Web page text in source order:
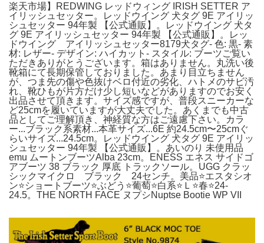
楽天市場】REDWING レッドウィング IRISH SETTER ア
イリッシュセッター。レッドウイング 犬タグ 9E アイリッ
シュセッター 94年製 【公式通販】。レッドウイング 犬タ
グ 9E アイリッシュセッター 94年製 【公式通販】。レッ
ドウイング アイリッシュセッター8179犬タグ- 色: 黒- 素
材: レザー- デザイン: ハイカット- スタイル: ブーツご覧い
ただきありがとうございます。箱はありません。丸洗い後
靴箱にて長期保管しておりました。あまり目立ちません
が、つま先の傷や色抜けベロ付近の劣化、ハトメのサビ汚
れ、靴ひもが片方だけ少し短いなどがありますのでお安く
出品させて頂きます。サイズ感ですが、普段スニーカーな
ど25cmを履いていますが大丈夫でした。あくまでも中古
品としてご理解頂き、神経質な方はご遠慮下さい。カラ
ー...ブラック系素材...本革サイズ...6E 約24.5cm〜25cmぐ
らいサイズ...24.5cm。レッドウイング 犬タグ 9E アイリッ
シュセッター 94年製 【公式通販】。あいのり 未使用品
emu ムートンブーツAlba 23cm。ENESS エネス サイドゴ
アブーツ 38 ブラック 厚底 トラックソール。UGG クラッ
シックマイクロ ブラック 24センチ。美品⭐️エスタシオ
ン⭐️ショートブーツ⭐️ぶどう⭐️葡萄⭐️白系⭐️Ｌ⭐️春⭐️24-
24.5。THE NORTH FACE ヌプシNuptse Bootie WP VII